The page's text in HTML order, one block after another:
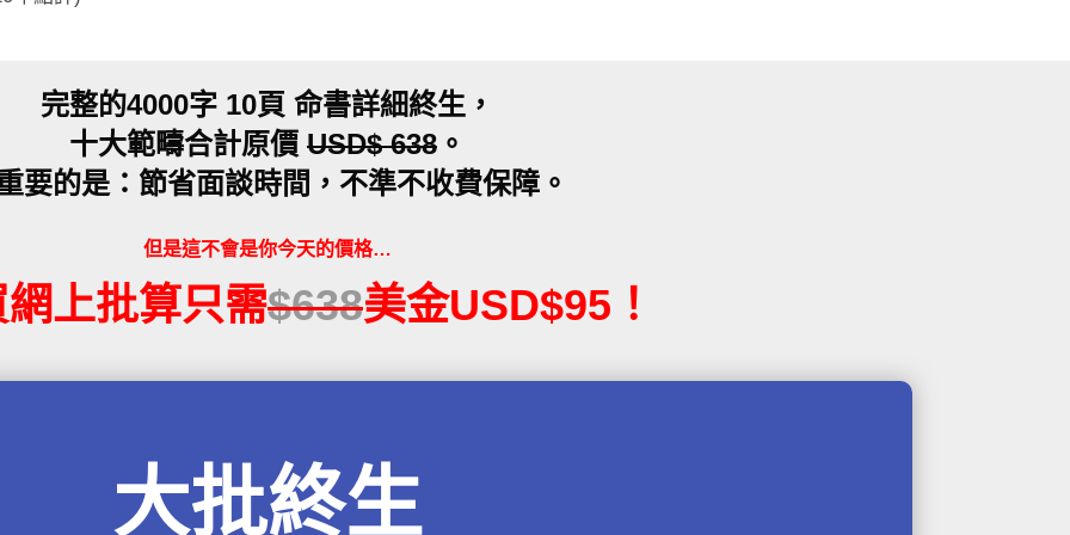
完整的4000字 10頁 命書詳細終生，
十大範疇合計原價 USD$ 638 。
要的是：節省面談時間，不準不收費保障。
但是這不會是你今天的價格…
上批算只需$638美金USD$95！
大批終生